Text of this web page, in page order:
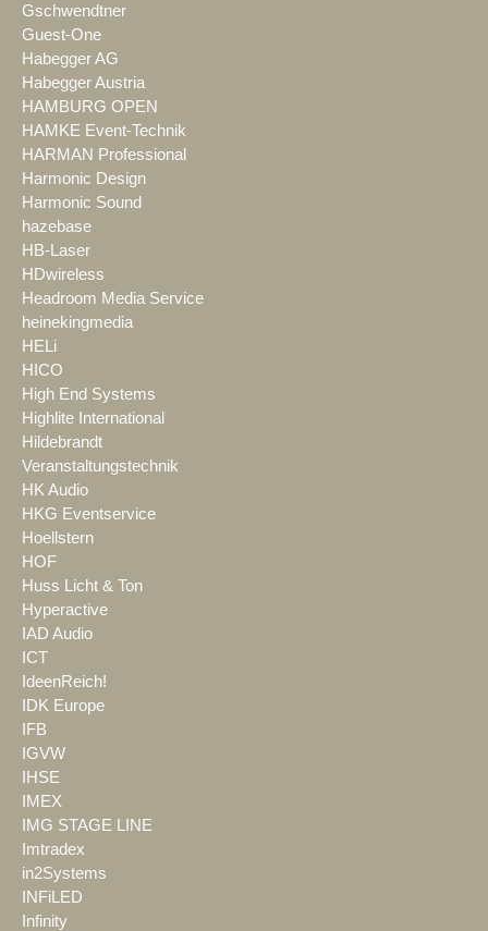
Gschwendtner
Guest-One
Habegger AG
Habegger Austria
HAMBURG OPEN
HAMKE Event-Technik
HARMAN Professional
Harmonic Design
Harmonic Sound
hazebase
HB-Laser
HDwireless
Headroom Media Service
heinekingmedia
HELi
HICO
High End Systems
Highlite International
Hildebrandt
Veranstaltungstechnik
HK Audio
HKG Eventservice
Hoellstern
HOF
Huss Licht & Ton
Hyperactive
IAD Audio
ICT
IdeenReich!
IDK Europe
IFB
IGVW
IHSE
IMEX
IMG STAGE LINE
Imtradex
in2Systems
INFiLED
Infinity